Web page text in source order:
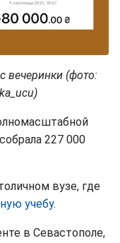
вечеринки (фото:
227 000
вузе, где
учебу.
в Севастополе,